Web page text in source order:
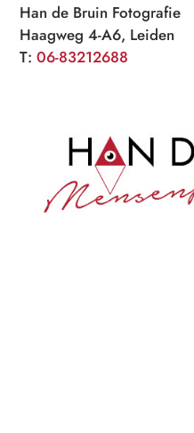
Han de Bruin Fotografie
Haagweg 4-A6, Leiden
T:06-83212688